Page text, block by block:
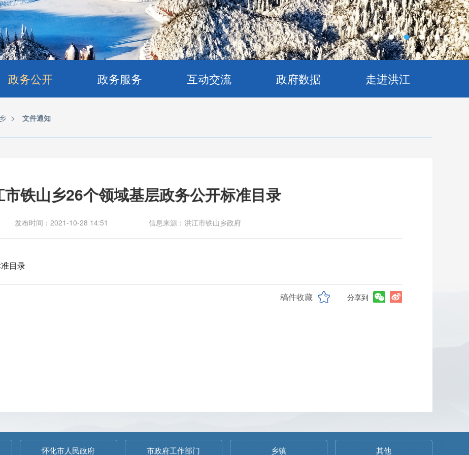
政务公开 政务服务 互动交流 政府数据 走进洪江
> 文件通知
市铁山乡26个领域基层政务公开标准目录
发布时间：2021-10-28 14:51 信息来源：洪江市铁山乡政府
目录
稿件收藏 分享到
怀化市人民政府 市政府工作部门 乡镇 其他